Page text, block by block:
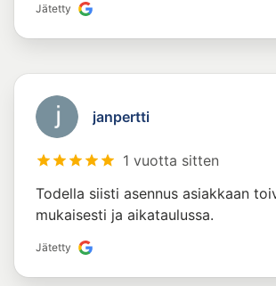
Jätetty
janpertti
1 vuotta sitten
Todella siisti asennus asiakkaan
mukaisesti ja aikataulussa.
Jätetty